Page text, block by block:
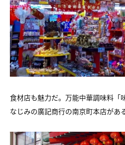
食材店も魅力だ。万能中華調味料「
なじみの廣記商行の南京町本店がある